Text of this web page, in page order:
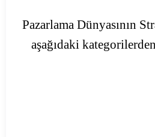
Pazarlama Dünyasının
aşağıdaki